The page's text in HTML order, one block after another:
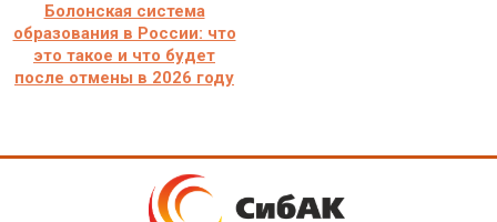
Болонская система
образования в России: что
это такое и что будет
после отмены в 2026 году